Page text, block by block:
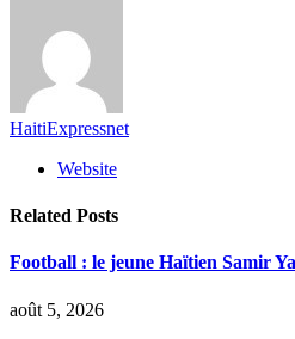
HaitiExpressnet
Website
Related Posts
Football : le jeune Haïtien Samir
août 5, 2026